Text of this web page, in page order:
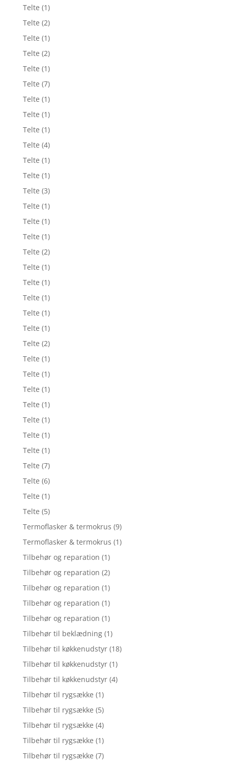
Telte (1)
Telte (2)
Telte (1)
Telte (2)
Telte (1)
Telte (7)
Telte (1)
Telte (1)
Telte (1)
Telte (4)
Telte (1)
Telte (1)
Telte (3)
Telte (1)
Telte (1)
Telte (1)
Telte (2)
Telte (1)
Telte (1)
Telte (1)
Telte (1)
Telte (1)
Telte (2)
Telte (1)
Telte (1)
Telte (1)
Telte (1)
Telte (1)
Telte (1)
Telte (1)
Telte (7)
Telte (6)
Telte (1)
Telte (5)
Termoflasker & termokrus (9)
Termoflasker & termokrus (1)
Tilbehør og reparation (1)
Tilbehør og reparation (2)
Tilbehør og reparation (1)
Tilbehør og reparation (1)
Tilbehør og reparation (1)
Tilbehør til beklædning (1)
Tilbehør til køkkenudstyr (18)
Tilbehør til køkkenudstyr (1)
Tilbehør til køkkenudstyr (4)
Tilbehør til rygsække (1)
Tilbehør til rygsække (5)
Tilbehør til rygsække (4)
Tilbehør til rygsække (1)
Tilbehør til rygsække (7)